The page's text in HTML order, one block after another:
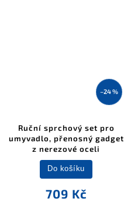
–24 %
Ruční sprchový set pro
umyvadlo, přenosný gadget
z nerezové oceli
709 Kč
Do košíku